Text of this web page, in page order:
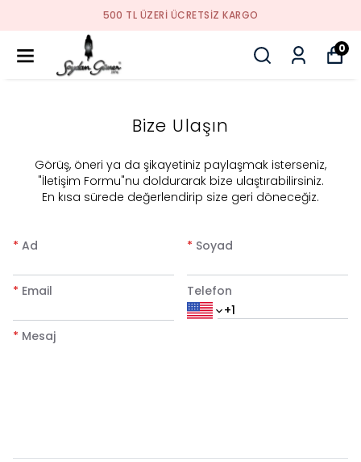
500 TL ÜZERI ÜCRETSIZ KARGO
0
Bize Ulaşın
​Görüş, öneri ya da şikayetiniz paylaşmak isterseniz,
"İletişim Formu"nu doldurarak bize ulaştırabilirsiniz.
En kısa sürede değerlendirip size geri döneceğiz.
* Ad * Soyad
* Email Telefon
* Mesaj